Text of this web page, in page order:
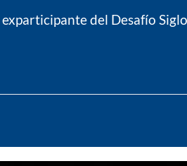
del Desafío